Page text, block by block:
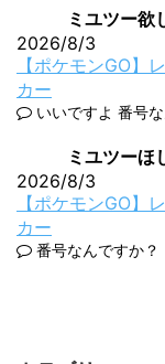
ミユツー欲
2026/8/3
【ポケモンGO】
カー
いいですよ 番号
ミユツーほ
2026/8/3
【ポケモンGO】
カー
番号なんですか？